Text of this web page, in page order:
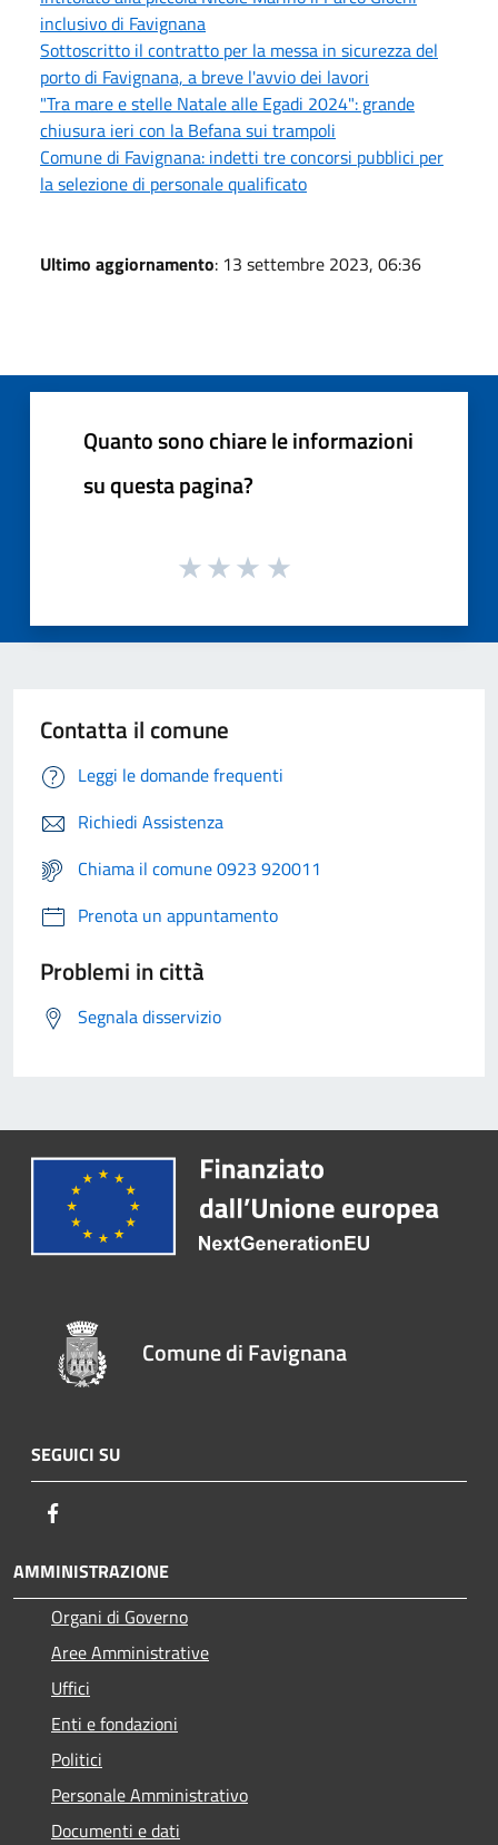
inclusivo di Favignana
Sottoscritto il contratto per la messa in sicurezza del
porto di Favignana, a breve l'avvio dei lavori
"Tra mare e stelle Natale alle Egadi 2024": grande
chiusura ieri con la Befana sui trampoli
Comune di Favignana: indetti tre concorsi pubblici per
la selezione di personale qualificato
Ultimo aggiornamento: 13 settembre 2023, 06:36
Quanto sono chiare le informazioni
su questa pagina?
Contatta il comune
Leggi le domande frequenti
Richiedi Assistenza
Chiama il comune 0923 920011
Prenota un appuntamento
Problemi in città
Segnala disservizio
Comune di Favignana
SEGUICI SU
AMMINISTRAZIONE
Organi di Governo
Aree Amministrative
Uffici
Enti e fondazioni
Politici
Personale Amministrativo
Documenti e dati